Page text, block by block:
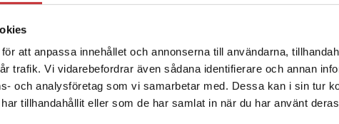
att anpassa innehållet och annonserna till användarna,
trafik. Vi vidarebefordrar även sådana identifierare och annan
och analysföretag som vi samarbetar med. Dessa kan i sin tur
tillhandahållit eller som de har samlat in när du har använt
Det verkar som att du besöker studentlitteratur.se via en
enhet utanför Sverige. Vi erbjuder inte leveranser utanför
Sverige. För att kunna slutföra ett köp måste
leveransadressen vara i Sverige.Läs mer